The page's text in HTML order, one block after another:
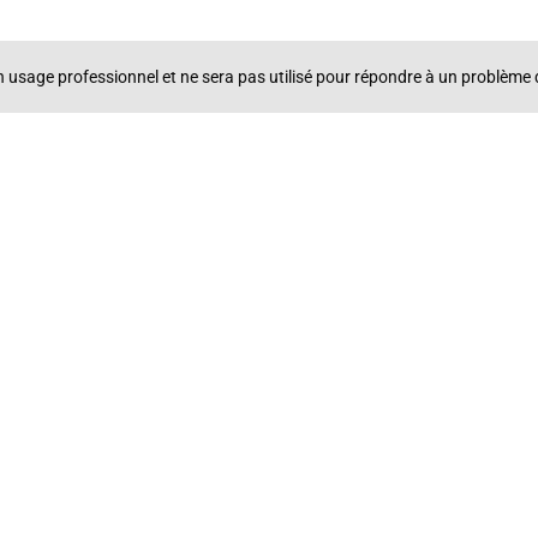
usage professionnel et ne sera pas utilisé pour répondre à un